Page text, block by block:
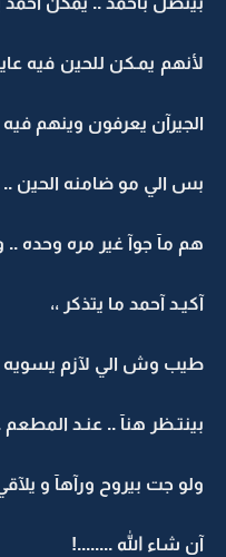
لأنهم يمـكن للحين فيه
الجيرآن يعرفون وينهم فيه
بس الي مو ضامنه الحين ..
هم مآ جوآ غير مره وحده .. و
آكيـد آحمد ما يتذكر ،،
طيب وش الي لآزم يسويه
بينتـظر هنآ .. عنـد
ولو جت بيروح ورآهآ و يلآقي
آن شاء الله ........!